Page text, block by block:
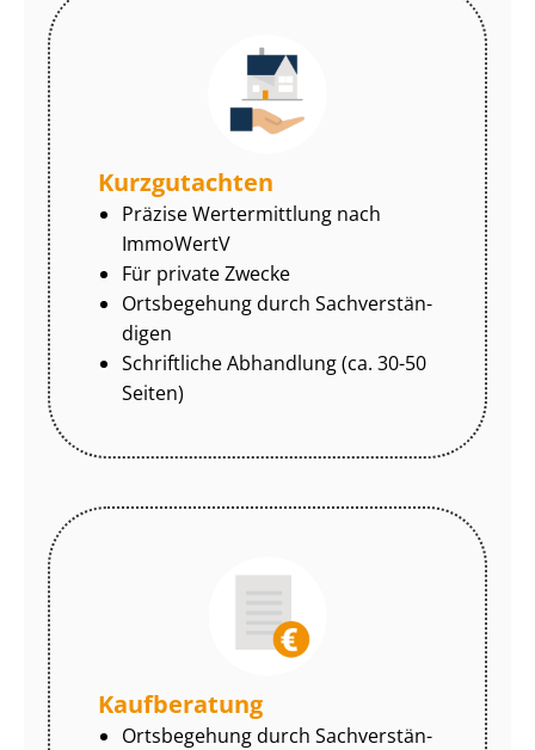
Kurzgutachten
Präzise Wertermittlung nach
ImmoWertV
Für private Zwecke
Ortsbegehung durch Sach­ver­stän­
di­gen
Schriftliche Abhandlung (ca. 30-50
Seiten)
Kaufberatung
Ortsbegehung durch Sach­ver­stän­